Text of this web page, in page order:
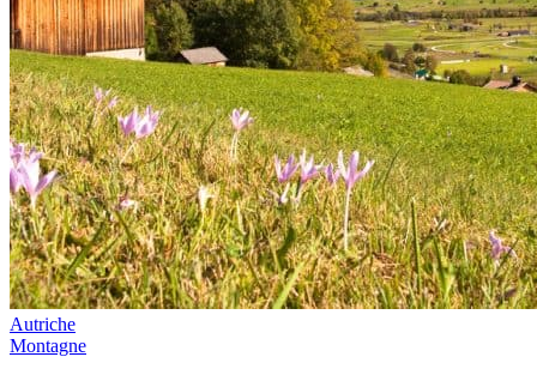
Autriche
Montagne